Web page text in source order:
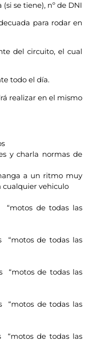
se tiene), nº de DNI
para rodar en
del circuito, el cual
todo el día.
realizar en el mismo
y charla normas de
a un ritmo muy
cualquier vehiculo
“motos de todas las
“motos de todas las
“motos de todas las
“motos de todas las
“motos de todas las